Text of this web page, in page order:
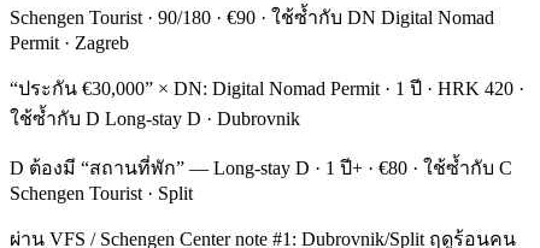
Schengen Tourist · 90/180 · €90 · ใช้ซ้ำกับ DN Digital Nomad
Permit · Zagreb
“ประกัน €30,000” × DN: Digital Nomad Permit · 1 ปี · HRK 420 ·
ใช้ซ้ำกับ D Long-stay D · Dubrovnik
D ต้องมี “สถานที่พัก” — Long-stay D · 1 ปี+ · €80 · ใช้ซ้ำกับ C
Schengen Tourist · Split
ผ่าน VFS / Schengen Center note #1: Dubrovnik/Split ฤดูร้อนคน